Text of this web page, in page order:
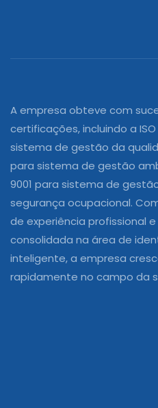
A empresa obteve com
certificações, incluindo a ISO
sistema de gestão da
para sistema de gestão
9001 para sistema de
segurança ocupacional.
de experiência profissional
consolidada na área de
inteligente, a empresa
rapidamente no campo da